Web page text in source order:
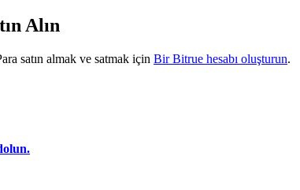
tadını çıkarın
Alın
satın almak ve satmak için Bir Bitrue hesabı oluşturun.